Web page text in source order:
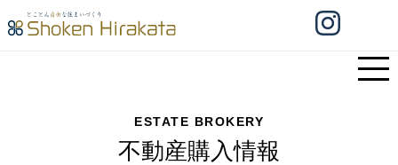
ESTATE BROKERY
不動産購入情報